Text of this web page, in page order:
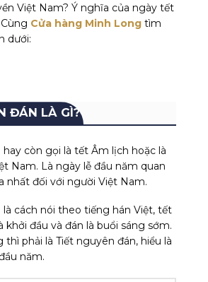
Việt Nam? Ý nghĩa của ngày tết
Cửa hàng Minh Long tìm
dưới:
ĐÁN LÀ GÌ?
hay còn gọi là tết Âm lịch hoặc là
Nam. Là ngày lễ đầu năm quan
nhất đối với người Việt Nam.
là cách nói theo tiếng hán Việt, tết
khởi đầu và đán là buổi sáng sớm.
thì phải là Tiết nguyên đán, hiểu là
năm.